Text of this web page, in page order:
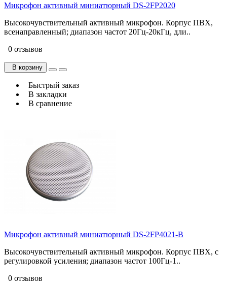
Микрофон активный миниатюрный DS-2FP2020
Высокочувствительный активный микрофон. Корпус ПВХ,
всенаправленный; диапазон частот 20Гц-20кГц, дли..
0 отзывов
В корзину
Быстрый заказ
В закладки
В сравнение
Микрофон активный миниатюрный DS-2FP4021-B
Высокочувствительный активный микрофон. Корпус ПВХ, с
регулировкой усиления; диапазон частот 100Гц-1..
0 отзывов